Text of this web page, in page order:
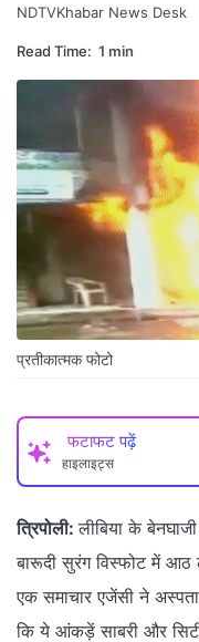
NDTVKhabar News Desk
Read Time: 1 min
प्रतीकात्मक फोटो
फटाफट पढ़ें
हाइलाइट्स
त्रिपोली: लीबिया के
बारूदी सुरंग विस्फोट में आठ
एक समाचार एजेंसी ने
कि ये आंकड़ें साबरी और